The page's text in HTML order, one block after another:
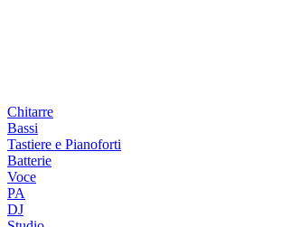
Chitarre
Bassi
Tastiere e Pianoforti
Batterie
Voce
PA
DJ